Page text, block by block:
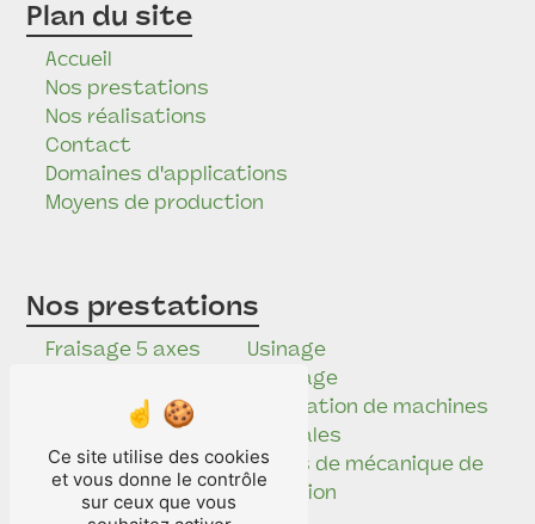
Plan du site
Accueil
Nos prestations
Nos réalisations
Contact
Domaines d'applications
Moyens de production
Nos prestations
Fraisage 5 axes
mécanique
précision
Electro-érosion
Usinage
Tournage
Réalisation de machines
spéciales
Pièces de mécanique de
précision
Ce site utilise des cookies
et vous donne le contrôle
sur ceux que vous